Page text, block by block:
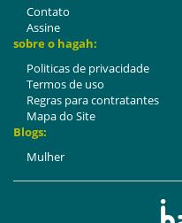
Contato
Assine
sobre o hagah:
Politicas de privacidade
Termos de uso
Regras para contratantes
Mapa do Site
Blogs:
Mulher